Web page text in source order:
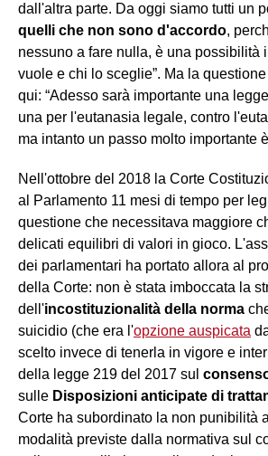
dall'altra parte. Da oggi siamo tutti un
quelli che non sono d'accordo,
nessuno a fare nulla, è una possibilità
vuole e chi lo sceglie”. Ma la
qui: “Adesso sarà importante una
una per l'eutanasia legale, contro
ma intanto un passo molto importante
Nell'ottobre del 2018 la Corte
al Parlamento 11 mesi di tempo per
questione che necessitava maggiore
delicati equilibri di valori in gioco.
dei parlamentari ha portato allora al
della Corte: non è stata imboccata la
dell'incostituzionalità della norma
suicidio (che era l'opzione auspicata
scelto invece di tenerla in vigore e
della legge 219 del 2017 sul
sulle Disposizioni anticipate di
Corte ha subordinato la non punibilità
modalità previste dalla normativa sul